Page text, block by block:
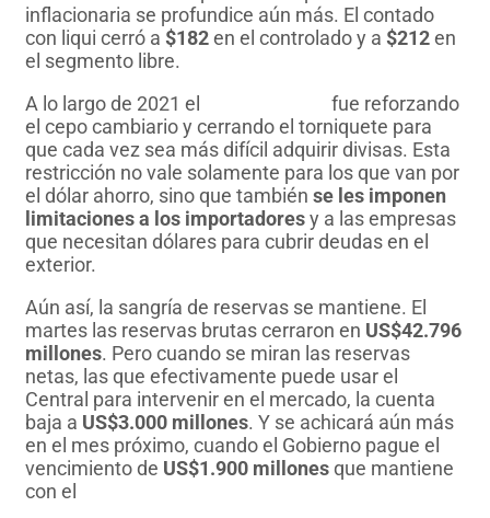
inflacionaria se profundice aún más. El contado
con liqui cerró a $182en el controlado y a $212en
el segmento libre.
A lo largo de 2021 el
fue reforzando
el cepo cambiario y cerrando el torniquete para
que cada vez sea más difícil adquirir divisas. Esta
restricción no vale solamente para los que van por
el dólar ahorro, sino que también se les imponen
limitaciones a los importadoresy a las empresas
que necesitan dólares para cubrir deudas en el
exterior.
Aún así, la sangría de reservas se mantiene. El
martes las reservas brutas cerraron en US$42.796
millones. Pero cuando se miran las reservas
netas, las que efectivamente puede usar el
Central para intervenir en el mercado, la cuenta
baja a US$3.000 millones. Y se achicará aún más
en el mes próximo, cuando el Gobierno pague el
vencimiento de US$1.900 millonesque mantiene
con el